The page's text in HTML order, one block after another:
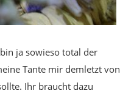
ja sowieso total der
Tante mir demletzt von
Ihr braucht dazu